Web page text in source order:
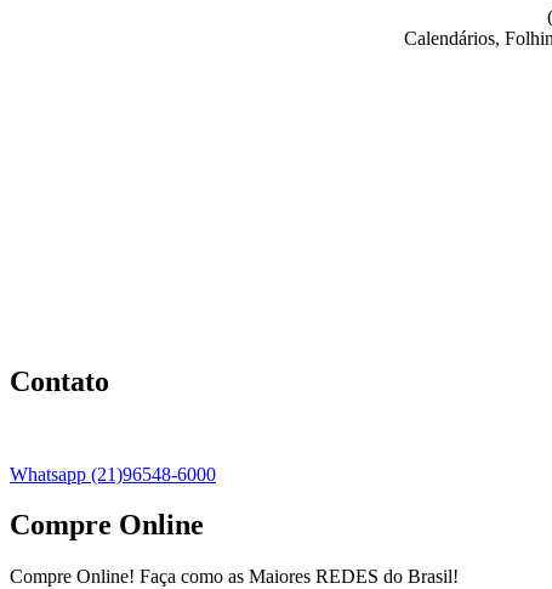
Calendários,
Contato
Whatsapp (21)96548-6000
Compre Online
Compre Online! Faça como as Maiores REDES do Brasil!